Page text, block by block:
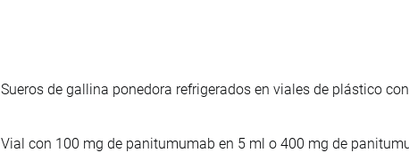
Sueros de gallina ponedora refrigerados en viales de plástico
Vial con 100 mg de panitumumab en 5 ml o 400 mg de